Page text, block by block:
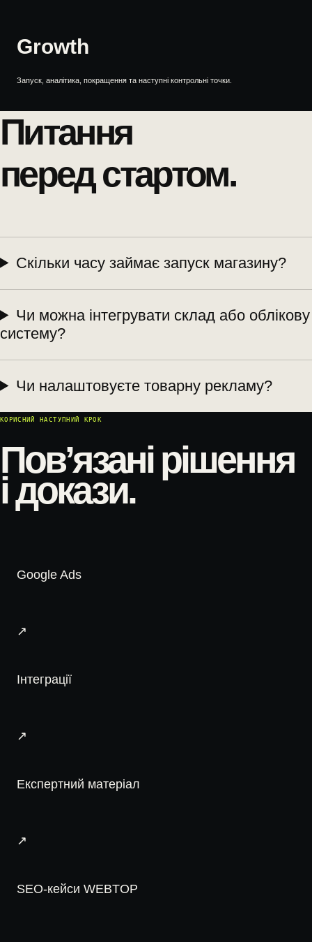
Growth
Запуск, аналітика, покращення та наступні контрольні точки.
Питання
перед стартом.
Скільки часу займає запуск магазину?
Чи можна інтегрувати склад або облікову
систему?
Чи налаштовуєте товарну рекламу?
КОРИСНИЙ НАСТУПНИЙ КРОК
Пов’язані рішення
і докази.
Google Ads
↗
Інтеграції
↗
Експертний матеріал
↗
SEO-кейси WEBTOP